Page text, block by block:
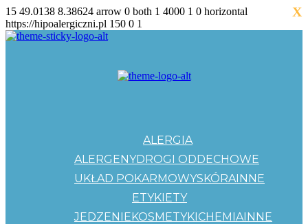
15 49.0138 8.38624 arrow 0 both 1 4000 1 0 horizontal
https://hipoalergiczni.pl 150 0 1
ALERGIA
ALERGENYDROGI ODDECHOWE
UKŁAD POKARMOWYSKÓRAINNE
ETYKIETY
JEDZENIEKOSMETYKICHEMIAINNE
X